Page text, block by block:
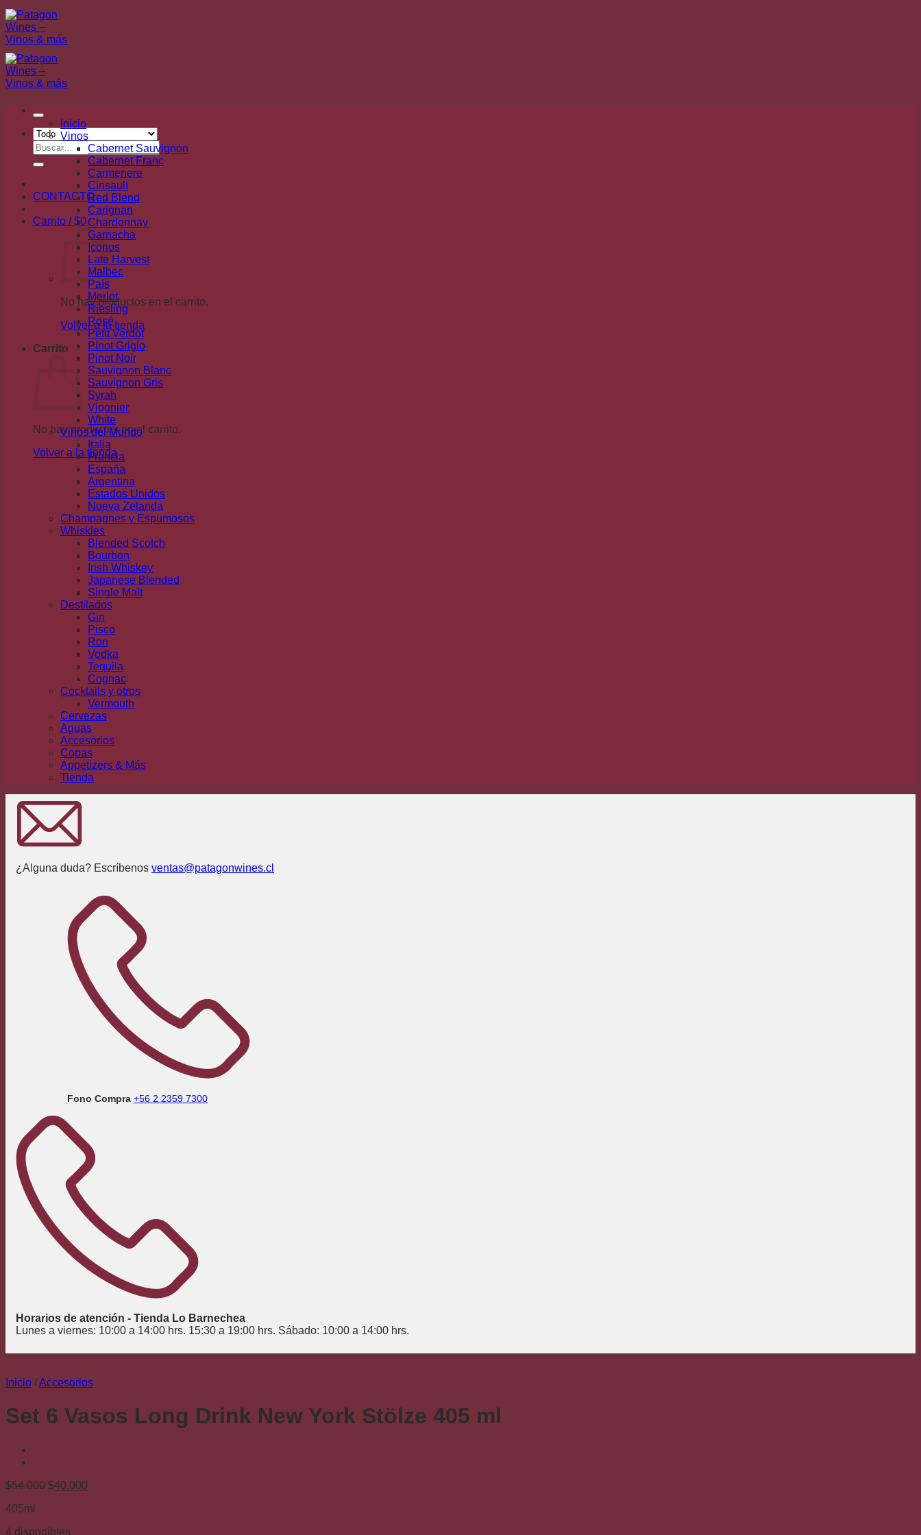
Saltar
al
contenido
Buscar
por:
CONTACTO
Carrito /$0
No hay productos en el carrito.
Volver a la tienda
Carrito
No hay productos en el carrito.
Volver a la tienda
Inicio
Vinos
Cabernet Sauvignon
Cabernet Franc
Carmenere
Cinsault
Red Blend
Carignan
Chardonnay
Garnacha
Iconos
Late Harvest
Malbec
País
Merlot
Riesling
Rosé
Petit Verdot
Pinot Grigio
Pinot Noir
Sauvignon Blanc
Sauvignon Gris
Syrah
Viognier
White
Vinos del Mundo
Italia
Francia
España
Argentina
Estados Unidos
Nueva Zelanda
Champagnes y Espumosos
Whiskies
Blended Scotch
Bourbon
Irish Whiskey
Japanese Blended
Single Malt
Destilados
Gin
Pisco
Ron
Vodka
Tequila
Cognac
Cocktails y otros
Vermouth
Cervezas
Aguas
Accesorios
Copas
Appetizers & Más
Tienda
¿Alguna duda? Escríbenos ventas@patagonwines.cl
Fono Compra +56 2 2359 7300
Horarios de atención - Tienda Lo Barnechea
Lunes a viernes: 10:00 a 14:00 hrs. 15:30 a 19:00 hrs. Sábado: 10:00 a 14:00 hrs.
Inicio /Accesorios
Set 6 Vasos Long Drink New York Stölze 405 ml
$54.000 El
$40.000
405ml
4 disponibles